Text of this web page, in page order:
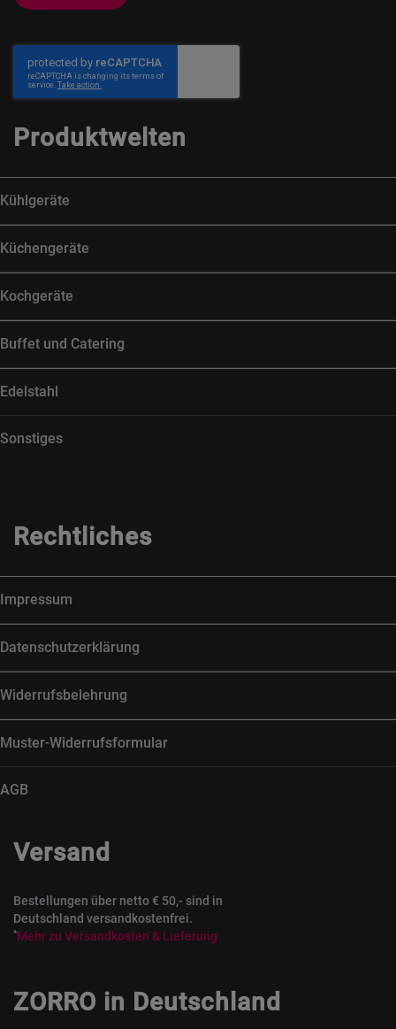
Produktwelten
Kühlgeräte
Küchengeräte
Kochgeräte
Buffet und Catering
Edelstahl
Sonstiges
Rechtliches
Impressum
Datenschutzerklärung
Widerrufsbelehrung
Muster-Widerrufsformular
AGB
Versand
Bestellungen über netto € 50,- sind in
Deutschland versandkostenfrei.
*Mehr zu Versandkosten & Lieferung
ZORRO in Deutschland